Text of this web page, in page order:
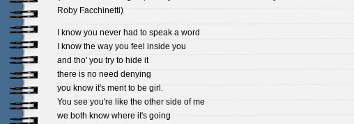
Roby Facchinetti)
I know you never had to speak a word
I know the way you feel inside you
and tho' you try to hide it
there is no need denying
you know it's ment to be girl.
You see you're like the other side of me
we both know where it's going